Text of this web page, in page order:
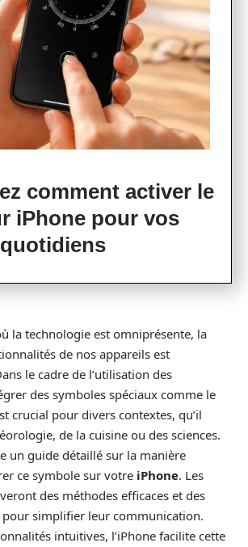
comment activer le
iPhone pour vos
la technologie est omniprésente, la
de nos appareils est
le cadre de l’utilisation des
des symboles spéciaux comme le
crucial pour divers contextes, qu’il
de la cuisine ou des sciences.
un guide détaillé sur la manière
ce symbole sur votre iPhone. Les
des méthodes efficaces et des
pour simplifier leur communication.
intuitives, l’iPhone facilite cette